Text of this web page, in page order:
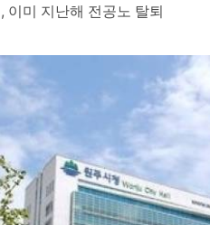
이미 지난해 전공노 탈퇴